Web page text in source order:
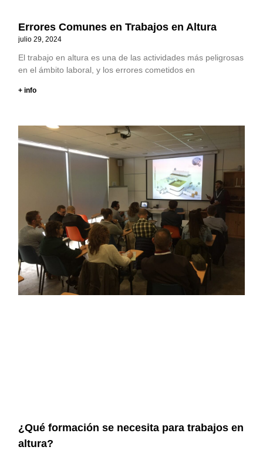
Errores Comunes en Trabajos en Altura
julio 29, 2024
El trabajo en altura es una de las actividades más peligrosas
en el ámbito laboral, y los errores cometidos en
+ info
¿Qué formación se necesita para trabajos en
altura?